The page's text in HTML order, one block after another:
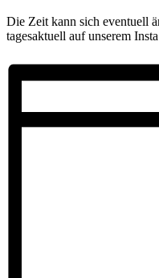
Die Zeit kann sich eventuell
tagesaktuell auf unserem